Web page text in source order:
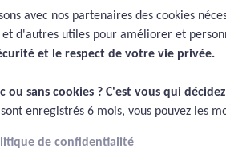
end, la nuit,
avec nos partenaires des cookies
d'autres utiles pour améliorer et
et le respect de votre vie privée.​
ou sans cookies ? C'est vous qui
enregistrés 6 mois, vous pouvez les
de confidentialité